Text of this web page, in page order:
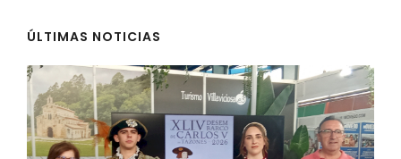
ÚLTIMAS NOTICIAS